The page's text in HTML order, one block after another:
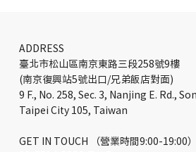
總部都市花園規劃
ADDRESS
臺北市松山區南京東路三段258號9樓
(南京復興站5號出口/兄弟飯店對面)
9 F., No. 258, Sec. 3, Nanjing E. Rd.,
Taipei City 105, Taiwan
GET IN TOUCH （營業時間9:00-19:00）